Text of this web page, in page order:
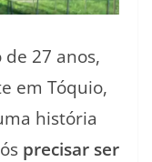
27 anos,
em Tóquio,
história
precisar ser